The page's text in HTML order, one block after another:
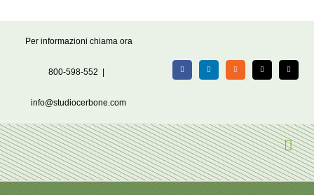
Per informazioni chiama ora
800-598-552
info@studiocerbone.com
FacebookLinkedIn Rss X Email